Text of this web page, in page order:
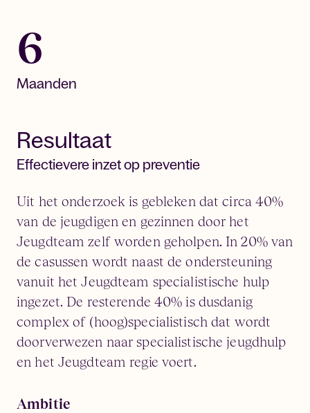
6
Maanden
Resultaat
Effectievere inzet op preventie
Uit het onderzoek is gebleken dat circa 40%
van de jeugdigen en gezinnen door het
Jeugdteam zelf worden geholpen. In 20% van
de casussen wordt naast de ondersteuning
vanuit het Jeugdteam specialistische hulp
ingezet. De resterende 40% is dusdanig
complex of (hoog)specialistisch dat wordt
doorverwezen naar specialistische jeugdhulp
en het Jeugdteam regie voert.
Ambitie